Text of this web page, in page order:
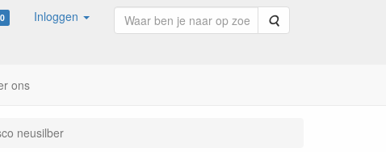
0 Inloggen Zoeken
ons
neusilber